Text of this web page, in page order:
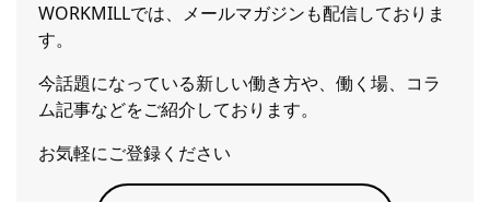
WORKMILLでは、メールマガジンも配信しておりま
す。
今話題になっている新しい働き方や、働く場、コラ
ム記事などをご紹介しております。
お気軽にご登録ください